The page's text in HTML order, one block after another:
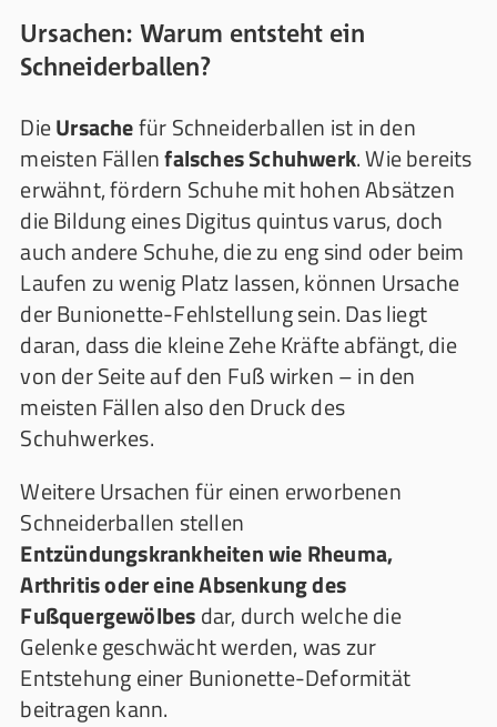
Ursachen: Warum entsteht ein
Schneiderballen?
DieUrsachefür Schneiderballen ist in den
meisten Fällenfalsches Schuhwerk. Wie bereits
erwähnt, fördern Schuhe mit hohen Absätzen
die Bildung eines Digitus quintus varus, doch
auch andere Schuhe, die zu eng sind oder beim
Laufen zu wenig Platz lassen, können Ursache
der Bunionette-Fehlstellung sein. Das liegt
daran, dass die kleine Zehe Kräfte abfängt, die
von der Seite auf den Fuß wirken – in den
meisten Fällen also den Druck des
Schuhwerkes.
Weitere Ursachen für einen erworbenen
Schneiderballen stellen
Entzündungskrankheiten wie Rheuma,
Arthritis oder eine Absenkung des
Fußquergewölbesdar, durch welche die
Gelenke geschwächt werden, was zur
Entstehung einer Bunionette-Deformität
beitragen kann.